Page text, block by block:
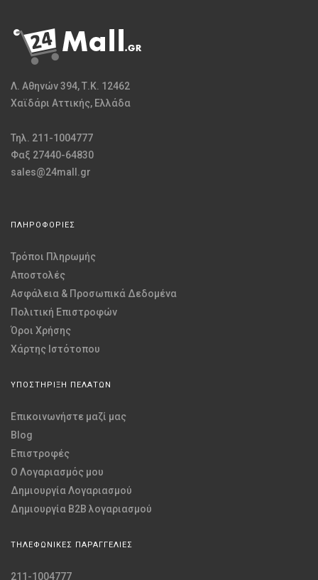
Λ. Αθηνών 394, Τ.Κ. 12462
Χαϊδάρι Αττικής, Ελλάδα
Τηλ. 211-1004777
Φαξ 27440-64830
sales@24mall.gr
ΠΛΗΡΟΦΟΡΙΕΣ
Τρόποι Πληρωμής
Αποστολές
Ασφάλεια & Προσωπικά Δεδομένα
Πολιτική Επιστροφών
Όροι Χρήσης
Χάρτης Ιστότοπου
ΥΠΟΣΤΗΡΙΞΗ ΠΕΛΑΤΩΝ
Επικοινωνήστε μαζί μας
Blog
Επιστροφές
O Λογαριασμός μου
Δημιουργία Λογαριασμού
Δημιουργία B2B λογαριασμού
ΤΗΛΕΦΩΝΙΚΕΣ ΠΑΡΑΓΓΕΛΙΕΣ
211-1004777